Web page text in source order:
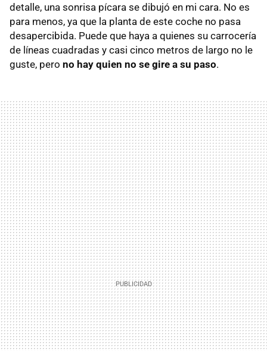
detalle, una sonrisa pícara se dibujó en mi cara. No es
para menos, ya que la planta de este coche no pasa
desapercibida. Puede que haya a quienes su carrocería
de líneas cuadradas y casi cinco metros de largo no le
guste, pero no hay quien no se gire a su paso.